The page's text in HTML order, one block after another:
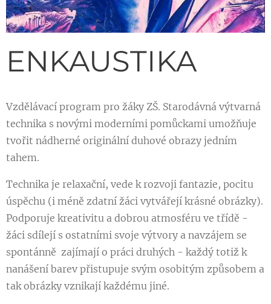
ENKAUSTIKA
Vzdělávací program pro žáky ZŠ. Starodávná výtvarná
technika s novými moderními pomůckami umožňuje
tvořit nádherné originální duhové obrazy jedním
tahem.
Technika je relaxační, vede k rozvoji fantazie, pocitu
úspěchu (i méně zdatní žáci vytvářejí krásné obrázky).
Podporuje kreativitu a dobrou atmosféru ve třídě -
žáci sdílejí s ostatními svoje výtvory a navzájem se
spontánně zajímají o práci druhých - každý totiž k
nanášení barev přistupuje svým osobitým způsobem a
tak obrázky vznikají každému jiné.